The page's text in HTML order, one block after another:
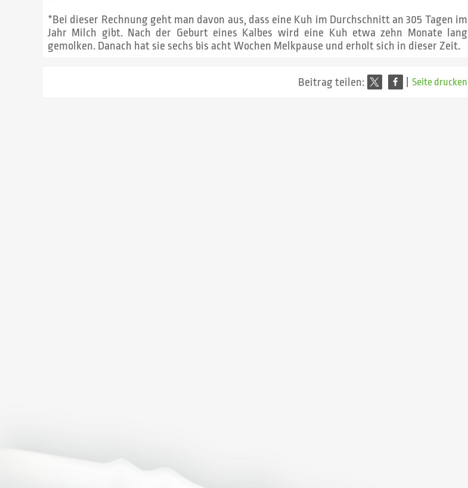
*Bei dieser Rechnung geht man davon aus, dass eine Kuh im Durchschnitt an 305 Tagen im
Jahr Milch gibt. Nach der Geburt eines Kalbes wird eine Kuh etwa zehn Monate lang
gemolken. Danach hat sie sechs bis acht Wochen Melkpause und erholt sich in dieser Zeit.
Beitrag teilen: Seite drucken